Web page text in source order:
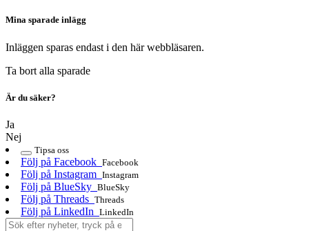
Mina sparade inlägg
Inläggen sparas endast i den här webbläsaren.
Ta bort alla sparade
Är du säker?
Ja
Nej
Tipsa oss
Följ på Facebook Facebook
Följ på Instagram Instagram
Följ på BlueSky BlueSky
Följ på Threads Threads
Följ på LinkedIn LinkedIn